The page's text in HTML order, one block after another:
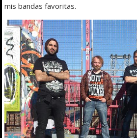
mis bandas favoritas.